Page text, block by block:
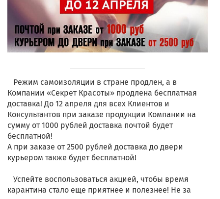
Режим самоизоляции в стране продлен, а в
Компании «Секрет Красоты» продлена бесплатная
доставка! До 12 апреля для всех Клиентов и
Консультантов при заказе продукции Компании на
сумму от 1000 рублей доставка почтой будет
бесплатной!
А при заказе от 2500 рублей доставка до двери
курьером также будет бесплатной!
Успейте воспользоваться акцией, чтобы время
карантина стало еще приятнее и полезнее! Не за